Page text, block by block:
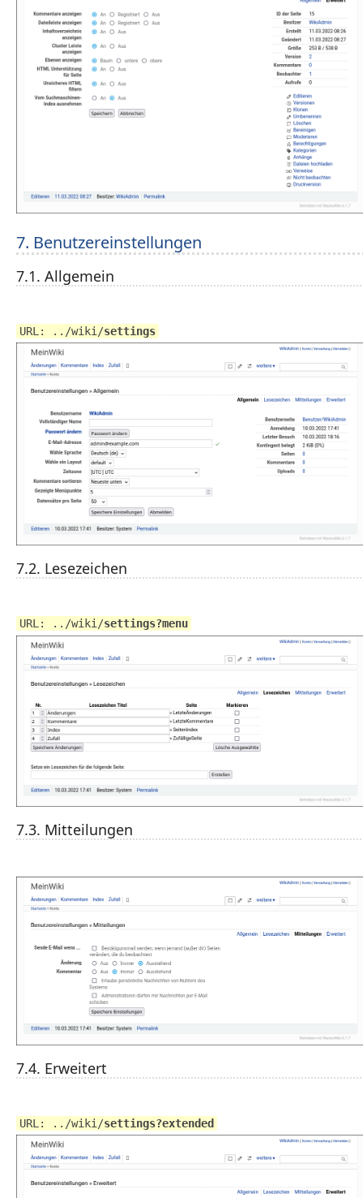
7. Benutzereinstellungen
7.1. Allgemein
URL: ../wiki/settings
7.2. Lesezeichen
URL: ../wiki/settings?menu
7.3. Mitteilungen
7.4. Erweitert
URL: ../wiki/settings?extended